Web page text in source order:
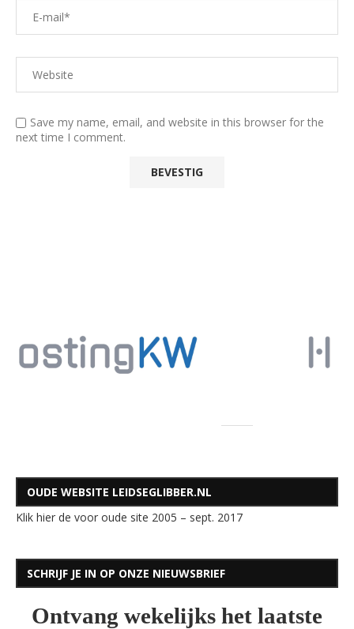
Save my name, email, and website in this browser for the
next time I comment.
OUDE WEBSITE LEIDSEGLIBBER.NL
Klik hier de voor oude site 2005 – sept. 2017
SCHRIJF JE IN OP ONZE NIEUWSBRIEF
Ontvang wekelijks het laatste